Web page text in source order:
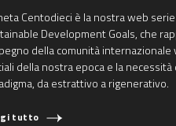
Centodieci è la nostra web
Development Goals, che
della comunità internazionale
della nostra epoca e la necessità
da estrattivo a rigenerativo.
tutto